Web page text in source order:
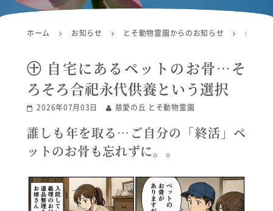
ホーム お知らせ とそ動物霊園からのお知らせ ㊉ 自
㊉ 自宅にあるペットのお骨…そ
ろそろ合祀永代供養という選択
2026年07月03日 慈愛の丘 とそ動物霊園
誰しも年を取る…ご自分の「終活」ペ
ットのお骨も忘れずに。。